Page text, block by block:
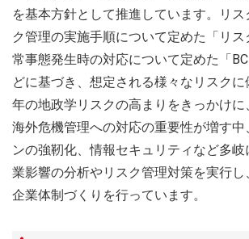
を基本方針として推進しています。リ
ク管理の実施手順について定めた「リ
常事態発生時の対応について定めた「
どに基づき、想定される様々なリスク
年の地政学リスクの高まりをきっかけに
海外危機管理への対応の重要性が増す
ンの強靭化、情報セキュリティなど多
業影響の分析やリスク管理対策を実行し
企業体制づくりを行っています。